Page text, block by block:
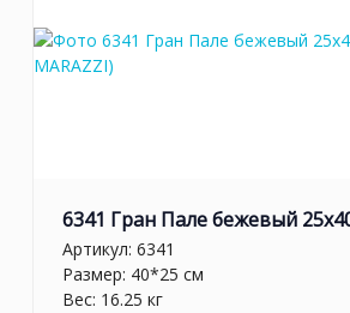
6341 Гран Пале бежевый
Артикул: 6341
Размер: 40*25 см
Вес: 16.25 кг